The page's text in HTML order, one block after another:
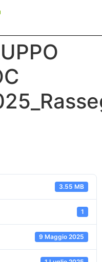
3.55 MB
1
9 Maggio 2025